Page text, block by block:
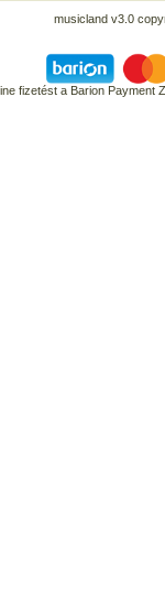
musicland v3.0
fizetést a Barion Payment